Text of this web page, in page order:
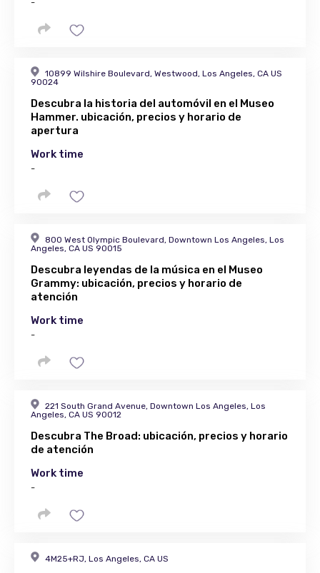
-
10899 Wilshire Boulevard, Westwood, Los Angeles, CA US
90024
Descubra la historia del automóvil en el Museo
Hammer. ubicación, precios y horario de
apertura
Work time
-
800 West Olympic Boulevard, Downtown Los Angeles, Los
Angeles, CA US 90015
Descubra leyendas de la música en el Museo
Grammy: ubicación, precios y horario de
atención
Work time
-
221 South Grand Avenue, Downtown Los Angeles, Los
Angeles, CA US 90012
Descubra The Broad: ubicación, precios y horario
de atención
Work time
-
4M25+RJ, Los Angeles, CA US